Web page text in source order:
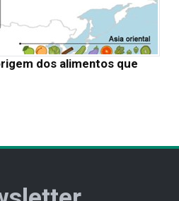
dos alimentos que